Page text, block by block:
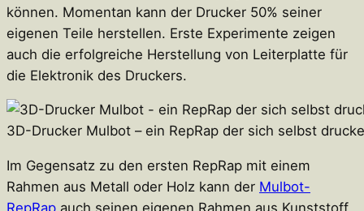
können. Momentan kann der Drucker 50% seiner
eigenen Teile herstellen. Erste Experimente zeigen
auch die erfolgreiche Herstellung von Leiterplatte für
die Elektronik des Druckers.
3D-Drucker Mulbot – ein RepRap der sich selbst
Im Gegensatz zu den ersten RepRap mit einem
Rahmen aus Metall oder Holz kann der Mulbot-